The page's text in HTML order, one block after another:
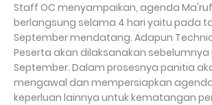
Staff OC menyampaikan, agenda Ma'ruf
berlangsung selama 4 hari yaitu pada
September mendatang. Adapun
Peserta akan dilaksanakan
September. Dalam prosesnya panitia
mengawal dan mempersiapkan
keperluan lainnya untuk kematangan